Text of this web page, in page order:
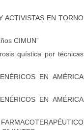
ACTIVISTAS EN TORNO
CIMUN”
quística por técnicas
EN AMÉRICA
EN AMÉRICA